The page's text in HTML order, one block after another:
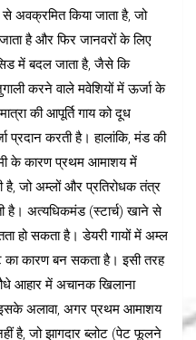
से अवक्रमित किया जाता है, जो
है और फिर जानवरों के लिए
में बदल जाता है, जैसे कि
करने वाले मवेशियों में ऊर्जा के
की आपूर्ति गाय को दूध
प्रदान करती है। हालांकि, मंड की
के कारण प्रथम आमाशय में
है, जो अम्लों और प्रतिरोधक तंत्र
है। अत्यधिकमंड (स्टार्च) खाने से
हो सकता है। डेयरी गायों में अम्ल
का कारण बन सकता है। इसी तरह
आहार में अचानक खिलाना
इसके अलावा, अगर प्रथम आमाशय
है, जो झागदार ब्लोट (पेट फूलने